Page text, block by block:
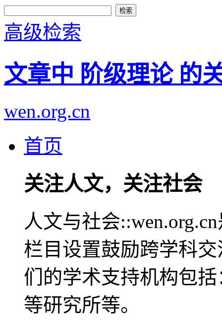
高级检索
文章中 阶级理论 的
wen.org.cn
首页
关注人文，关注社会
人文与社会
栏目设置鼓励跨学科
们的学术支持机构包
等研究所等。